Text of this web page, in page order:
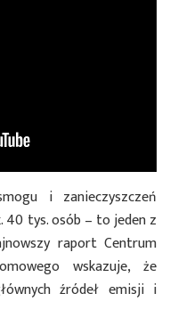
i zanieczyszczeń
40 tys. osób – to jeden z
raport Centrum
wskazuje, że
źródeł emisji i